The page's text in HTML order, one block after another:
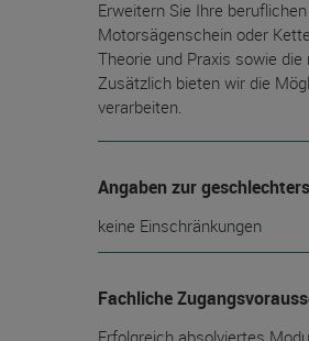
Erweitern Sie Ihre
Motorsägenschein oder
Theorie und Praxis sowie
Zusätzlich bieten wir die
verarbeiten.
Angaben zur
keine Einschränkungen
Fachliche
Erfolgreich absolviertes